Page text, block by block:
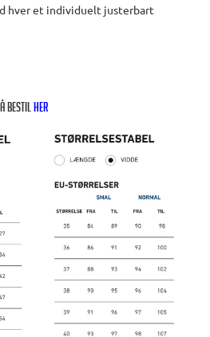
hver et individuelt justerbart
BESTILHER